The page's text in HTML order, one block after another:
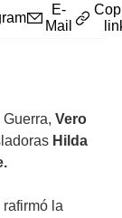
E-
Mail
Vero
Hilda
rafirmó la